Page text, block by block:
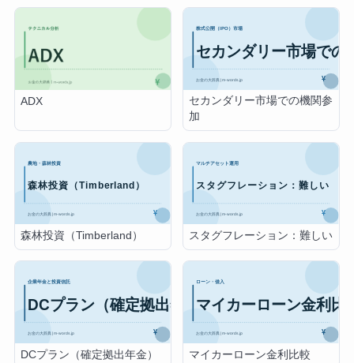
ADX
セカンダリー市場での機関参
加
森林投資（Timberland） スタグフレーション：難しい
DCプラン（確定拠出年金） マイカーローン金利比較